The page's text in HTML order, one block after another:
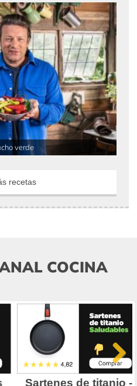
verde
recetas
COCINA